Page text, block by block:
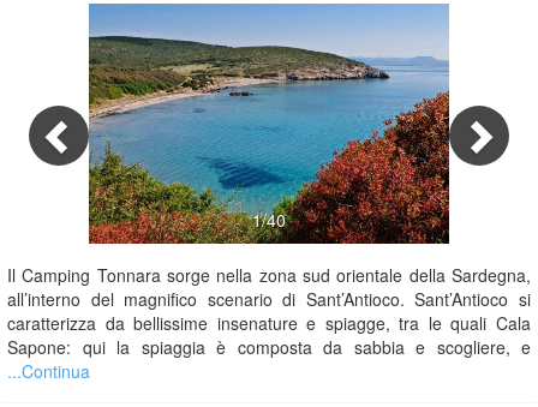
1/40
Previous
Il Camping Tonnara sorge nella zona sud orientale della Sardegna,
all’interno del magnifico scenario di Sant’Antioco. Sant’Antioco si
caratterizza da bellissime insenature e spiagge, tra le quali Cala
Sapone: qui la spiaggia è composta da sabbia e scogliere, e
...Continua